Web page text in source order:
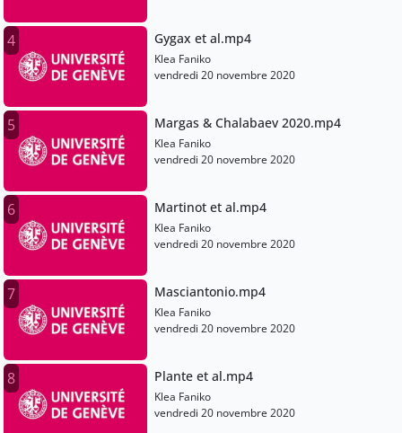
4 Gygax et al.mp4
Klea Faniko
vendredi 20 novembre 2020
5 Margas & Chalabaev 2020.mp4
Klea Faniko
vendredi 20 novembre 2020
6 Martinot et al.mp4
Klea Faniko
vendredi 20 novembre 2020
7 Masciantonio.mp4
Klea Faniko
vendredi 20 novembre 2020
8 Plante et al.mp4
Klea Faniko
vendredi 20 novembre 2020